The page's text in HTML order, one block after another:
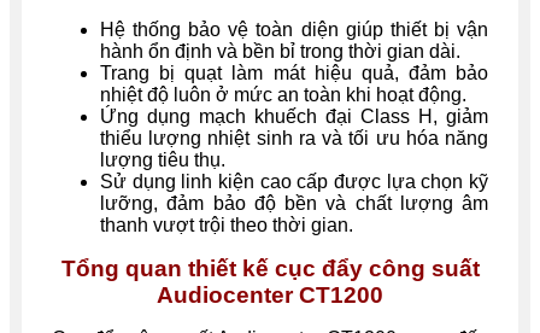
Hệ thống bảo vệ toàn diện giúp thiết bị vận
hành ổn định và bền bỉ trong thời gian dài.
Trang bị quạt làm mát hiệu quả, đảm bảo
nhiệt độ luôn ở mức an toàn khi hoạt động.
Ứng dụng mạch khuếch đại Class H, giảm
thiểu lượng nhiệt sinh ra và tối ưu hóa năng
lượng tiêu thụ.
Sử dụng linh kiện cao cấp được lựa chọn kỹ
lưỡng, đảm bảo độ bền và chất lượng âm
thanh vượt trội theo thời gian.
Tổng quan thiết kế cục đẩy công suất
Audiocenter CT1200